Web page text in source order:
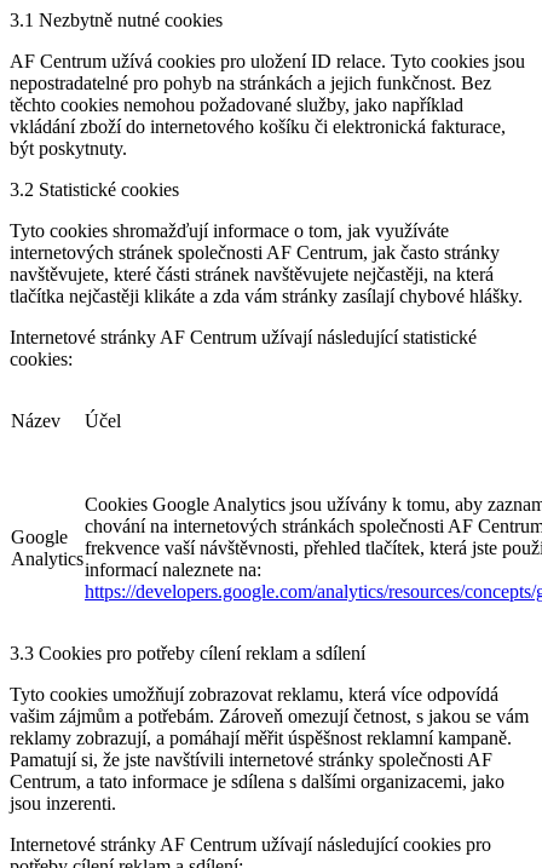
3.1 Nezbytně nutné cookies
AF Centrum užívá cookies pro uložení ID relace. Tyto cookies jsou
nepostradatelné pro pohyb na stránkách a jejich funkčnost. Bez
těchto cookies nemohou požadované služby, jako například
vkládání zboží do internetového košíku či elektronická fakturace,
být poskytnuty.
3.2 Statistické cookies
Tyto cookies shromažďují informace o tom, jak využíváte
internetových stránek společnosti AF Centrum, jak často stránky
navštěvujete, které části stránek navštěvujete nejčastěji, na která
tlačítka nejčastěji klikáte a zda vám stránky zasílají chybové hlášky.
Internetové stránky AF Centrum užívají následující statistické
cookies:
Název Účel
Google
Analytics
Cookies Google Analytics jsou užívány k tomu, aby
chování na internetových stránkách společnosti AF
frekvence vaší návštěvnosti, přehled tlačítek, která jste
informací naleznete na:
https://developers.google.com/analytics/resources/
3.3 Cookies pro potřeby cílení reklam a sdílení
Tyto cookies umožňují zobrazovat reklamu, která více odpovídá
vašim zájmům a potřebám. Zároveň omezují četnost, s jakou se vám
reklamy zobrazují, a pomáhají měřit úspěšnost reklamní kampaně.
Pamatují si, že jste navštívili internetové stránky společnosti AF
Centrum, a tato informace je sdílena s dalšími organizacemi, jako
jsou inzerenti.
Internetové stránky AF Centrum užívají následující cookies pro